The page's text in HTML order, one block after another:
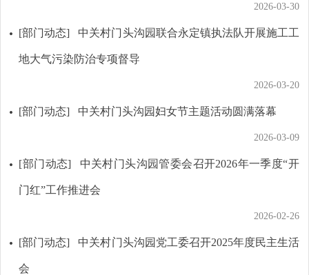
2026-03-30
[部门动态] 中关村门头沟园联合永定镇执法队开展施工工
地大气污染防治专项督导
2026-03-20
[部门动态] 中关村门头沟园妇女节主题活动圆满落幕
2026-03-09
[部门动态] 中关村门头沟园管委会召开2026年一季度“开
门红”工作推进会
2026-02-26
[部门动态] 中关村门头沟园党工委召开2025年度民主生活
会